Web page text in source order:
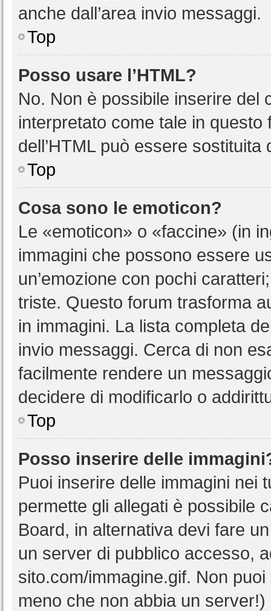
anche dall’area invio messaggi.
Top
Posso usare l’HTML?
No. Non è possibile inserire del
interpretato come tale in
dell’HTML può essere sostituita
Top
Cosa sono le emoticon?
Le «emoticon» o «faccine» (in
immagini che possono essere
un’emozione con pochi
triste. Questo forum trasforma
in immagini. La lista completa
invio messaggi. Cerca di non
facilmente rendere un
decidere di modificarlo o
Top
Posso inserire delle
Puoi inserire delle immagini nei
permette gli allegati è possibile
Board, in alternativa devi fare
un server di pubblico accesso,
sito.com/immagine.gif. Non
meno che non abbia un